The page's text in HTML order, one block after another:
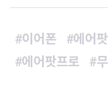
#이어폰 #에어
#에어팟프로
#